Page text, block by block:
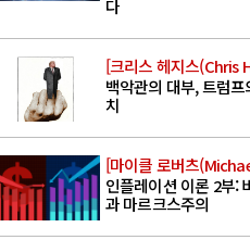
다
[크리스 헤지스(Chris
백악관의 대부, 트럼
치
[마이클 로버츠
인플레이션 이론 2부:
과 마르크스주의